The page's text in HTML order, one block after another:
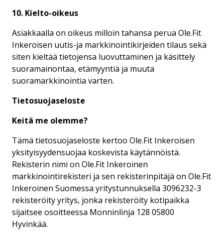
10. Kielto-oikeus
Asiakkaalla on oikeus milloin tahansa perua Ole.Fit
Inkeroisen uutis-ja markkinointikirjeiden tilaus sekä
siten kieltää tietojensa luovuttaminen ja käsittely
suoramainontaa, etämyyntiä ja muuta
suoramarkkinointia varten.
Tietosuojaseloste
Keitä me olemme?
Tämä tietosuojaseloste kertoo Ole.Fit Inkeroisen
yksityisyydensuojaa koskevista käytännöistä.
Rekisterin nimi on Ole.Fit Inkeroinen
markkinointirekisteri ja sen rekisterinpitäjä on Ole.Fit
Inkeroinen Suomessa yritystunnuksella 3096232-3
rekisteröity yritys, jonka rekisteröity kotipaikka
sijaitsee osoitteessa Monninlinja 128 05800
Hyvinkää.